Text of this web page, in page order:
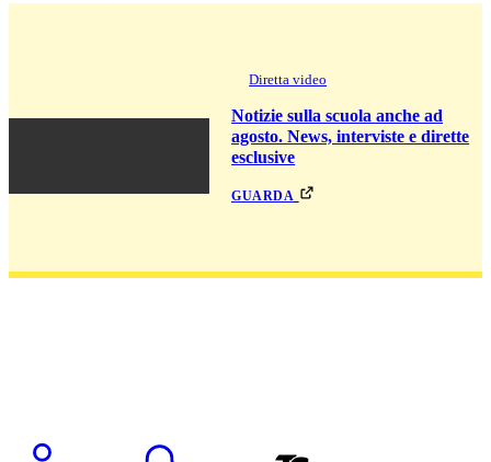
Diretta video
Notizie sulla scuola anche ad
agosto. News, interviste e dirette
esclusive
guarda